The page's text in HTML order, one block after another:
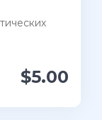
$5.00